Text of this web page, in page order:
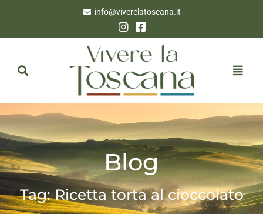
info@viverelatoscana.it
Blog
Tag: Ricetta torta al cioccolato